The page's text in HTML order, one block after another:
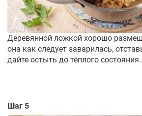
Деревянной ложкой хорошо
она как следует заварилась,
дайте остыть до тёплого состояния.
Шаг 5